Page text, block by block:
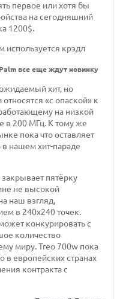
первое или хотя бы
на сегодняшний
1200$.
все еще ждут новинку
хит, но
«с опаской» к
на низкой
в 200 МГц. К тому же
пока что оставляет
в нашем хит-параде
пятёрку
не высокой
наш взгляд,
в 240х240 точек.
конкурировать с
количество
миру. Treo 700w пока
в европейских странах
контракта с